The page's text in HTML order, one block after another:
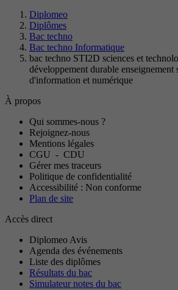
Diplomeo
Diplômes
Bac techno
Bac techno Informatique
bac techno STI2D sciences et
développement durable enseignement
d'information et numérique
À propos
Qui sommes-nous ?
Rejoignez-nous
Mentions légales
CGU - CDU
Gérer mes traceurs
Politique de confidentialité
Accessibilité : Non conforme
Plan de site
Accès direct
Diplomeo Avis
Agenda des événements
Liste des diplômes
Résultats du bac
Simulateur notes du bac